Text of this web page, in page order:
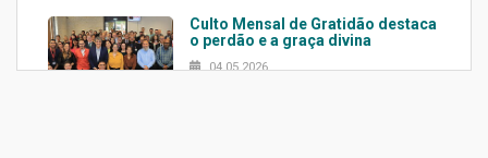
Culto Mensal de Gratidão destaca
o perdão e a graça divina
04.05.2026